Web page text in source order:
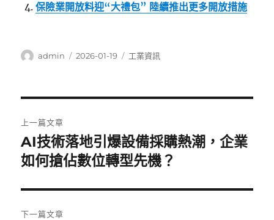
保險業開放料迎“大禮包” 陸續推出更多開放措施
作
admin
發
2026-01-19
分
工業資訊
章
導
覽
上一篇文章
上
一
文
章:
AI技術落地引爆設備採購熱潮，企業
如何搶佔數位轉型先機？
下一篇文章